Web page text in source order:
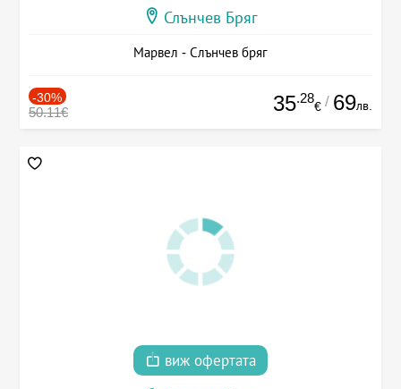
Слънчев Бряг
Марвел - Слънчев бряг
-30%
50.11€ 35.28
€ / 69лв.
виж офертата